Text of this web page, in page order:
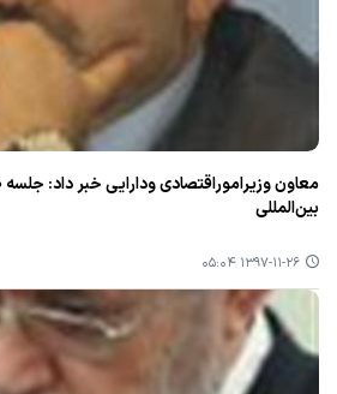
بین‌المللی
۱۳۹۷-۱۱-۲۶ ۰۵:۰۴